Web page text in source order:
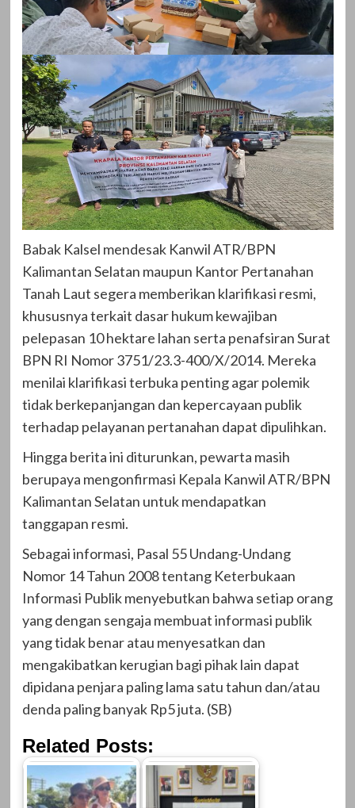
Babak Kalsel mendesak Kanwil ATR/BPN
Kalimantan Selatan maupun Kantor Pertanahan
Tanah Laut segera memberikan klarifikasi resmi,
khususnya terkait dasar hukum kewajiban
pelepasan 10 hektare lahan serta penafsiran Surat
BPN RI Nomor 3751/23.3-400/X/2014. Mereka
menilai klarifikasi terbuka penting agar polemik
tidak berkepanjangan dan kepercayaan publik
terhadap pelayanan pertanahan dapat dipulihkan.
Hingga berita ini diturunkan, pewarta masih
berupaya mengonfirmasi Kepala Kanwil ATR/BPN
Kalimantan Selatan untuk mendapatkan
tanggapan resmi.
Sebagai informasi, Pasal 55 Undang-Undang
Nomor 14 Tahun 2008 tentang Keterbukaan
Informasi Publik menyebutkan bahwa setiap orang
yang dengan sengaja membuat informasi publik
yang tidak benar atau menyesatkan dan
mengakibatkan kerugian bagi pihak lain dapat
dipidana penjara paling lama satu tahun dan/atau
denda paling banyak Rp5 juta. (SB)
Related Posts: